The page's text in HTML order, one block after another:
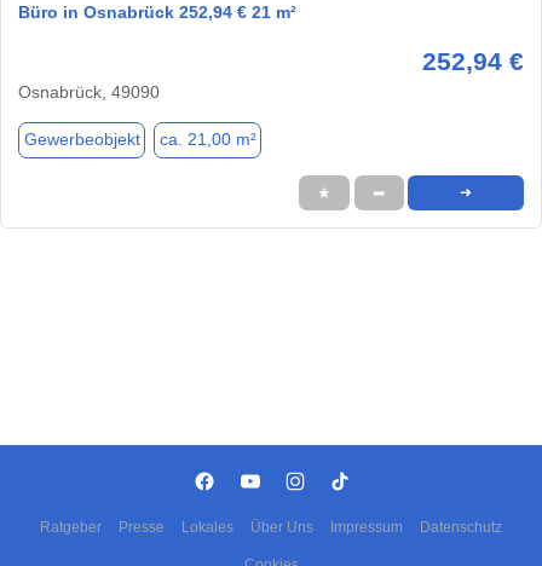
Büro in Osnabrück 252,94 € 21 m²
252,94 €
Osnabrück, 49090
Gewerbeobjekt ca. 21,00 m²
★ ➦ ➜
Ratgeber Presse Lokales Über Uns Impressum Datenschutz